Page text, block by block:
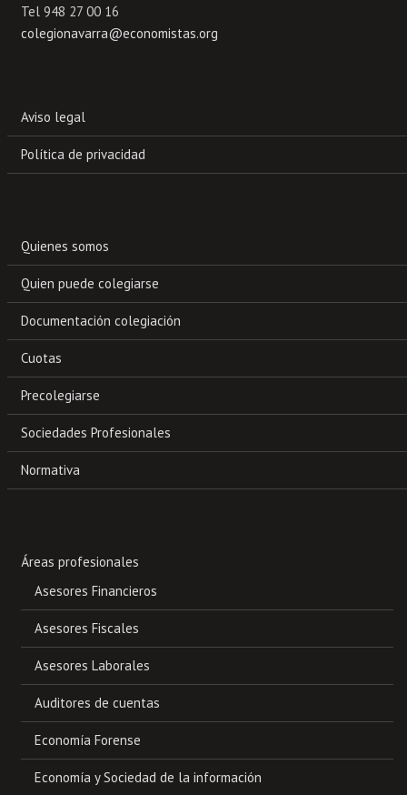
Tel 948 27 00 16
colegionavarra@economistas.org
Aviso legal
Política de privacidad
Quienes somos
Quien puede colegiarse
Documentación colegiación
Cuotas
Precolegiarse
Sociedades Profesionales
Normativa
Áreas profesionales
Asesores Financieros
Asesores Fiscales
Asesores Laborales
Auditores de cuentas
Economía Forense
Economía y Sociedad de la información